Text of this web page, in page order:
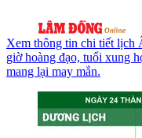
Xem thông tin chi tiết lịch
giờ hoàng đạo, tuổi xung
mang lại may mắn.